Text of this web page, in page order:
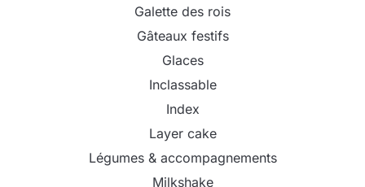
Galette des rois
Gâteaux festifs
Glaces
Inclassable
Index
Layer cake
Légumes & accompagnements
Milkshake